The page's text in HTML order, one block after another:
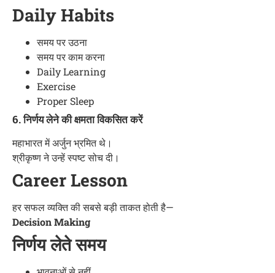
Daily Habits
समय पर उठना
समय पर काम करना
Daily Learning
Exercise
Proper Sleep
6. निर्णय लेने की क्षमता विकसित करें
महाभारत में अर्जुन भ्रमित थे।
श्रीकृष्ण ने उन्हें स्पष्ट सोच दी।
Career Lesson
हर सफल व्यक्ति की सबसे बड़ी ताकत होती है—
Decision Making
निर्णय लेते समय